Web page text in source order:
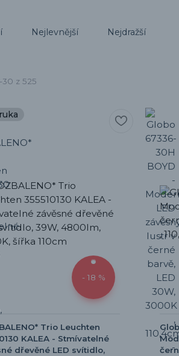
Nejlevnější Nejdražší
30 z 525
- 18 %
Trio Leuchten
KALEA - Stmívatelné
dřevěné LED svítidlo,